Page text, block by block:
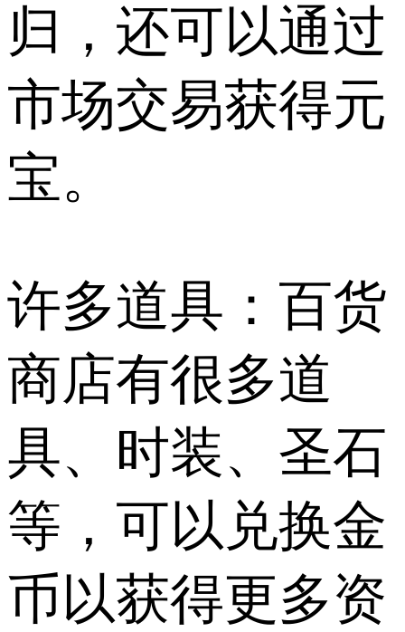
归，还可以通过
市场交易获得元
宝。
许多道具：百货
商店有很多道
具、时装、圣石
等，可以兑换金
币以获得更多资